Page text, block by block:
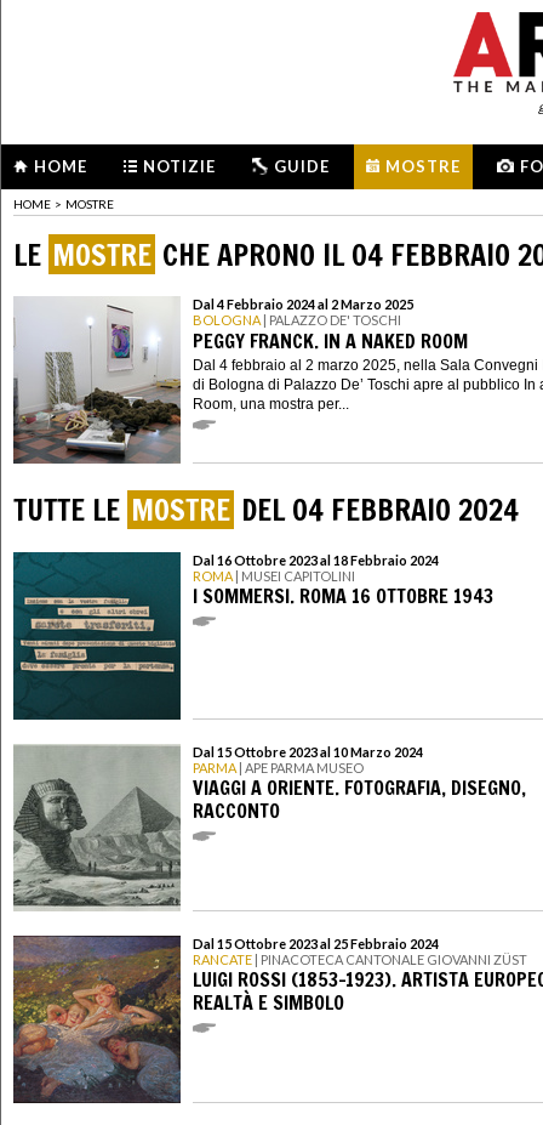
HOME NOTIZIE GUIDE MOSTRE
HOME > MOSTRE
LE MOSTRE CHE APRONO IL 04 FEBBRAIO
Dal 4 Febbraio 2024 al 2 Marzo 2025
BOLOGNA | PALAZZO DE' TOSCHI
PEGGY FRANCK. IN A NAKED ROOM
Dal 4 febbraio al 2 marzo 2025, nella Sala Convegni
di Bologna di Palazzo De’ Toschi apre al pubblico In
Room, una mostra per...
TUTTE LE MOSTRE DEL 04 FEBBRAIO 2024
Dal 16 Ottobre 2023 al 18 Febbraio 2024
ROMA | MUSEI CAPITOLINI
I SOMMERSI. ROMA 16 OTTOBRE 1943
Dal 15 Ottobre 2023 al 10 Marzo 2024
PARMA | APE PARMA MUSEO
VIAGGI A ORIENTE. FOTOGRAFIA, DISEGNO,
RACCONTO
Dal 15 Ottobre 2023 al 25 Febbraio 2024
RANCATE | PINACOTECA CANTONALE GIOVANNI ZÜST
LUIGI ROSSI (1853-1923). ARTISTA
REALTÀ E SIMBOLO